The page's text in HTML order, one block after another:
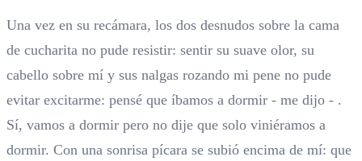
Una vez en su recámara, los dos desnudos sobre la cama
de cucharita no pude resistir: sentir su suave olor, su
cabello sobre mí y sus nalgas rozando mi pene no pude
evitar excitarme: pensé que íbamos a dormir - me dijo - .
Sí, vamos a dormir pero no dije que solo viniéramos a
dormir. Con una sonrisa pícara se subió encima de mí: que